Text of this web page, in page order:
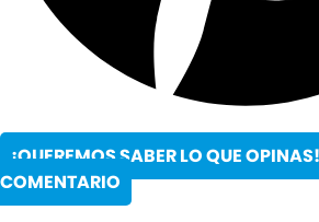
¡QUEREMOS SABER LO QUE
COMENTARIO